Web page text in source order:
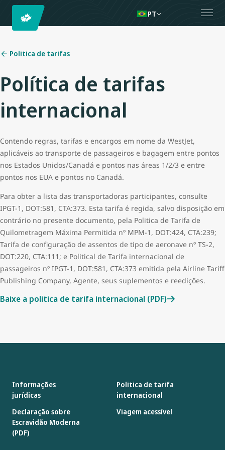
PT
Politica de tarifas
Política de tarifas
internacional
Contendo regras, tarifas e encargos em nome da WestJet,
aplicáveis ao transporte de passageiros e bagagem entre pontos
nos Estados Unidos/Canadá e pontos nas áreas 1/2/3 e entre
pontos nos EUA e pontos no Canadá.
Para obter a lista das transportadoras participantes, consulte
IPGT-1, DOT:581, CTA:373. Esta tarifa é regida, salvo disposição em
contrário no presente documento, pela Politica de Tarifa de
Quilometragem Máxima Permitida nº MPM-1, DOT:424, CTA:239;
Tarifa de configuração de assentos de tipo de aeronave nº TS-2,
DOT:220, CTA:111; e Political de Tarifa internacional de
passageiros nº IPGT-1, DOT:581, CTA:373 emitida pela Airline Tariff
Publishing Company, Agente, seus suplementos e reedições.
Baixe a politica de tarifa internacional (PDF)
Informações
jurídicas
Declaração sobre
Escravidão Moderna
(PDF)
Politica de tarifa
internacional
Viagem acessível